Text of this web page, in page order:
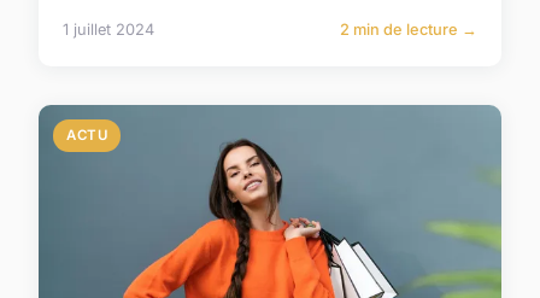
1 juillet 2024 2 min de lecture →
ACTU